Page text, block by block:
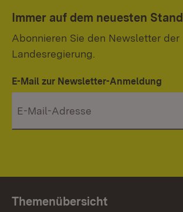
Immer auf dem neuesten Stand
Abonnieren Sie den Newsletter der
Landesregierung.
E-Mail zur Newsletter-Anmeldung
Themenübersicht